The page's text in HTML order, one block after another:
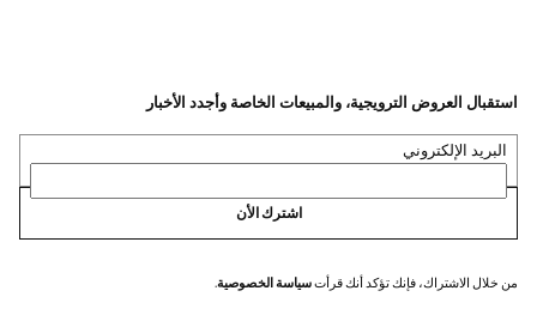
استقبال العروض الترويجية، والمبيعات الخاصة وأجدد الأخبار
البريد الإلكتروني
اشترك الأن
من خلال الاشتراك، فإنك تؤكد أنك قرأتسياسة الخصوصية.